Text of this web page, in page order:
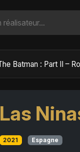
Las
2021 Espagne